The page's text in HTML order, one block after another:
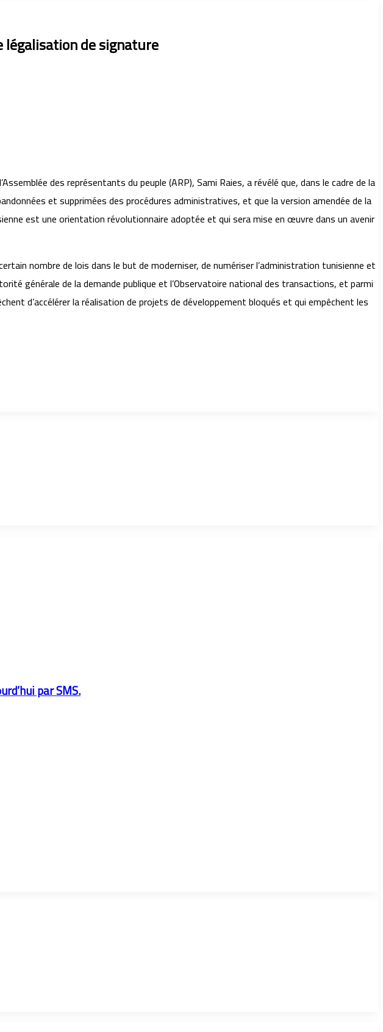
légalisation de signature
des représentants du peuple (ARP), Sami Raies, a révélé que, dans le cadre de la
et supprimées des procédures administratives, et que la version amendée de la
est une orientation révolutionnaire adoptée et qui sera mise en œuvre dans un avenir
nombre de lois dans le but de moderniser, de numériser l’administration tunisienne et
générale de la demande publique et l’Observatoire national des transactions, et parmi
d’accélérer la réalisation de projets de développement bloqués et qui empêchent les
par SMS.